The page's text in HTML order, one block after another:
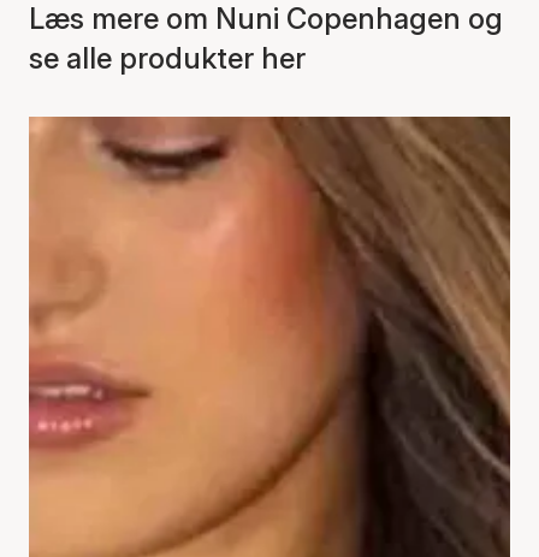
Læs mere om Nuni Copenhagen og
se alle produkter her